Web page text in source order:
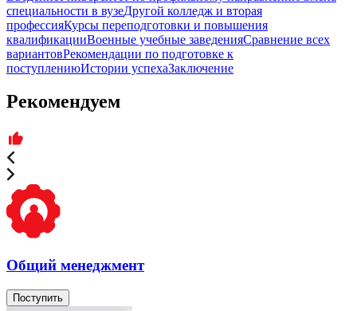
специальности в вузеДругой колледж и вторая
профессияКурсы переподготовки и повышения
квалификацииВоенные учебные заведенияСравнение всех
вариантовРекомендации по подготовке к
поступлениюИстории успехаЗаключение
Рекомендуем
Общий менеджмент
Поступить